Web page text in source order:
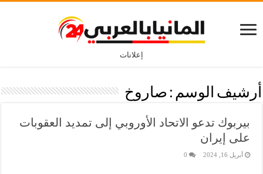
إعلانات
أرشيف الوسم : صاروخ
بيربوك تدعو الاتحاد الأوروبي إلى تمديد العقوبات
على إيران
أبريل 16, 2024 0